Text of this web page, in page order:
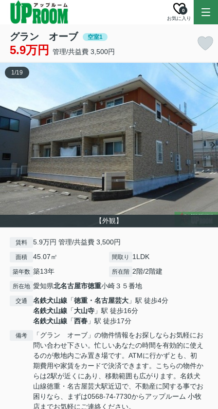
お気に入り
0
グラン オーブ 空室1
5.9万円 管理/共益費 3,500円
【外観】
1/19
賃料 5.9万円 管理/共益費 3,500円
面積 45.07㎡ 間取り 1LDK
築年数 築13年 所在階 2階/2階建
所在地 愛知県北名古屋市徳重小崎３５番地
交通 名鉄犬山線 「徳重・名古屋芸大 」駅 徒歩4分
名鉄犬山線 「大山寺 」駅 徒歩16分
名鉄犬山線 「西春 」駅 徒歩17分
備考
「グラン オーブ」の物件情報をお探しならお気軽にお
問い合わせ下さい。忙しいあなたの時間を有効的に使え
るのが敷地内ごみ置き場です。ATMに行かずとも、初
期費用や家賃をカードで決済できます。こちらの物件か
らは2駅が近くにあり、移動範囲も広がります。名鉄犬
山線徳重・名古屋芸大駅近辺で、不動産に関する事でお
困りなら、まずは0568-74-7730からアップルーム 小牧
店までお気軽にご連絡ください。